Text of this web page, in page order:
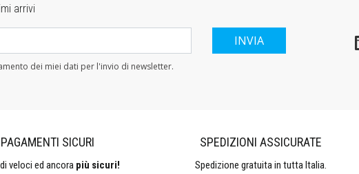
arrivi
dei miei dati per l'invio di newsletter.
PAGAMENTI SICURI
veloci ed ancora più sicuri!
SPEDIZIONI ASSICURATE
Spedizione gratuita in tutta Italia.